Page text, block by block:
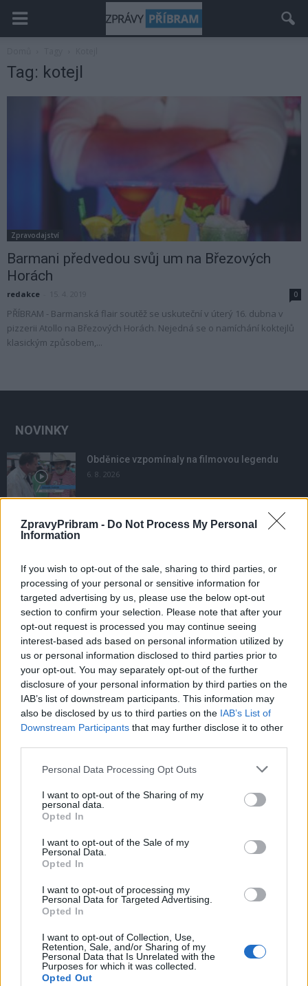
ZpravyPribram - Do Not Process My Personal
Information
If you wish to opt-out of the sale, sharing to third parties, or
processing of your personal or sensitive information for
targeted advertising by us, please use the below opt-out
section to confirm your selection. Please note that after your
opt-out request is processed you may continue seeing
interest-based ads based on personal information utilized by
us or personal information disclosed to third parties prior to
your opt-out. You may separately opt-out of the further
disclosure of your personal information by third parties on the
IAB’s list of downstream participants. This information may
also be disclosed by us to third parties on the IAB’s List of
Downstream Participants that may further disclose it to other
Personal Data Processing Opt Outs
I want to opt-out of the Sharing of my
personal data.
Opted In
I want to opt-out of the Sale of my
Personal Data.
Opted In
I want to opt-out of processing my
Personal Data for Targeted Advertising.
Opted In
I want to opt-out of Collection, Use,
Retention, Sale, and/or Sharing of my
Personal Data that Is Unrelated with the
Purposes for which it was collected.
Opted Out
Tag: kotejl
Zpravodajství
Barmani předvedou svůj um na Březových
Horách
redakce 0
PŘÍBRAM - Barmanská flair soutěž se uskuteční v úterý 16. dubna v
pizzerii Atollo na Březových Horách. Nejedná se o namíchání koktejlů
klasickým způsobem,...
NOVINKY
Obděnice vzpomínaly na filmovou legendu
6. 8. 2026
Většina koupališť na Příbramsku nabízí výborné
Příbram modernizuje parkovací automaty.
Přibudou i tři nové poblíž Svaté Hory
3. 8. 2026
NEJČTENĚJŠÍ ČLÁNKY
Lazsko zřídilo transparentní účet na pomoc
mladé mamince, náhle postižené mrtvicí
14. 2. 2023
Krampuslauf přilákal tisíce lidí nejen z Příbrami
Trhovkách lehl popelem
OBLÍBENÉ KATEGORIE
Zpravodajství